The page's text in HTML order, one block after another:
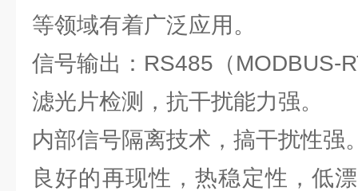
等领域有着广泛应用。
信号输出：RS485（MODBUS-
滤光片检测，抗干扰能力强。
内部信号隔离技术，搞干扰性强
良好的再现性，热稳定性，低